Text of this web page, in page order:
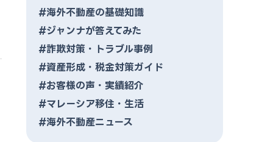
#海外不動産の基礎知識
#ジャンナが答えてみた
#詐欺対策・トラブル事例
#資産形成・税金対策ガイド
#お客様の声・実績紹介
#マレーシア移住・生活
#海外不動産ニュース